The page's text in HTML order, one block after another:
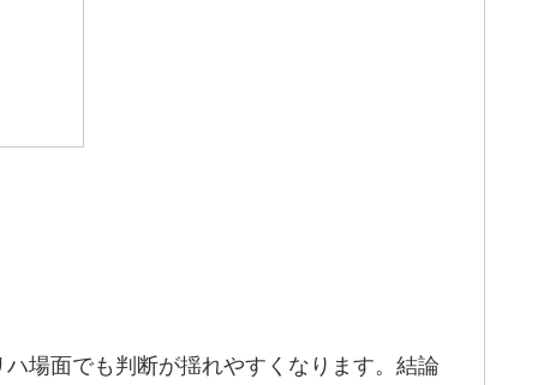
場面でも判断が揺れやすくなります。結論